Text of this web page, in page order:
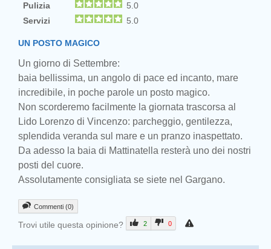
Pulizia
5.0
Servizi
5.0
UN POSTO MAGICO
Un giorno di Settembre:
baia bellissima, un angolo di pace ed incanto, mare
incredibile, in poche parole un posto magico.
Non scorderemo facilmente la giornata trascorsa al
Lido Lorenzo di Vincenzo: parcheggio, gentilezza,
splendida veranda sul mare e un pranzo inaspettato.
Da adesso la baia di Mattinatella resterà uno dei nostri
posti del cuore.
Assolutamente consigliata se siete nel Gargano.
Commenti (0)
Trovi utile questa opinione? 2 0